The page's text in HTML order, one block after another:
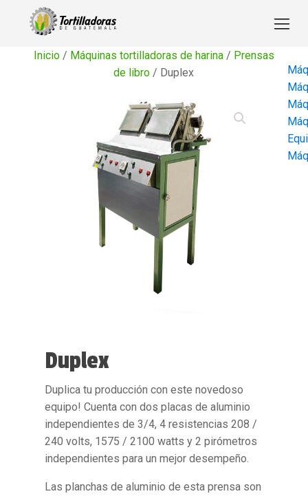
Inicio/ Máquinas tortilladoras de harina/ Prensas
de libro / Duplex
Duplex
Duplica tu producción con este novedoso
equipo! Cuenta con dos placas de aluminio
independientes de 3/4, 4 resistencias 208 /
240 volts, 1575 / 2100 watts y 2 pirómetros
independientes para un mejor desempeño.
Las planchas de aluminio de esta prensa son